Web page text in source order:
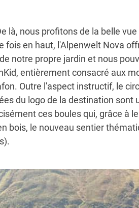
là, nous profitons de la belle
en haut, l'Alpenwelt Nova
notre propre jardin et nous
entièrement consacré aux
Outre l'aspect instructif, le
du logo de la destination sont
ces boules qui, grâce à
bois, le nouveau sentier